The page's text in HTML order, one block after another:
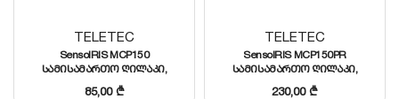
TELETEC
SensoIRIS MCP150
სამისამართო ღილაკი,
იზოლატორით
85,00₾
TELETEC
SensoIRIS MCP150PR
სამისამართო ღილაკი,
იზოლატორით, მსხვრევადი
230,00₾